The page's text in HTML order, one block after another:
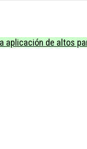
aplicación de altos